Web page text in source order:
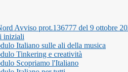
Avviso prot.136777 del 9 ottobre
iniziali
Italiano sulle ali della musica
Tinkering e creatività
Scopriamo l'Italiano